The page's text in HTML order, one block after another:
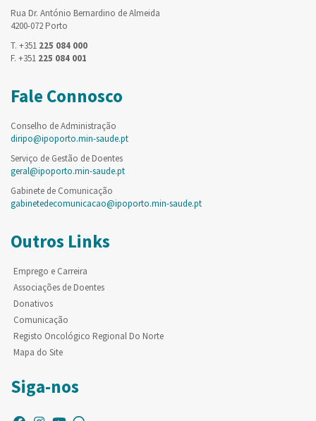
Rua Dr. António Bernardino de Almeida
4200-072 Porto
T. +351 225 084 000
F. +351 225 084 001
Fale Connosco
Conselho de Administração
diripo@ipoporto.min-saude.pt
Serviço de Gestão de Doentes
geral@ipoporto.min-saude.pt
Gabinete de Comunicação
gabinetedecomunicacao@ipoporto.min-saude.pt
Outros Links
Emprego e Carreira
Associações de Doentes
Donativos
Comunicação
Registo Oncológico Regional Do Norte
Mapa do Site
Siga-nos